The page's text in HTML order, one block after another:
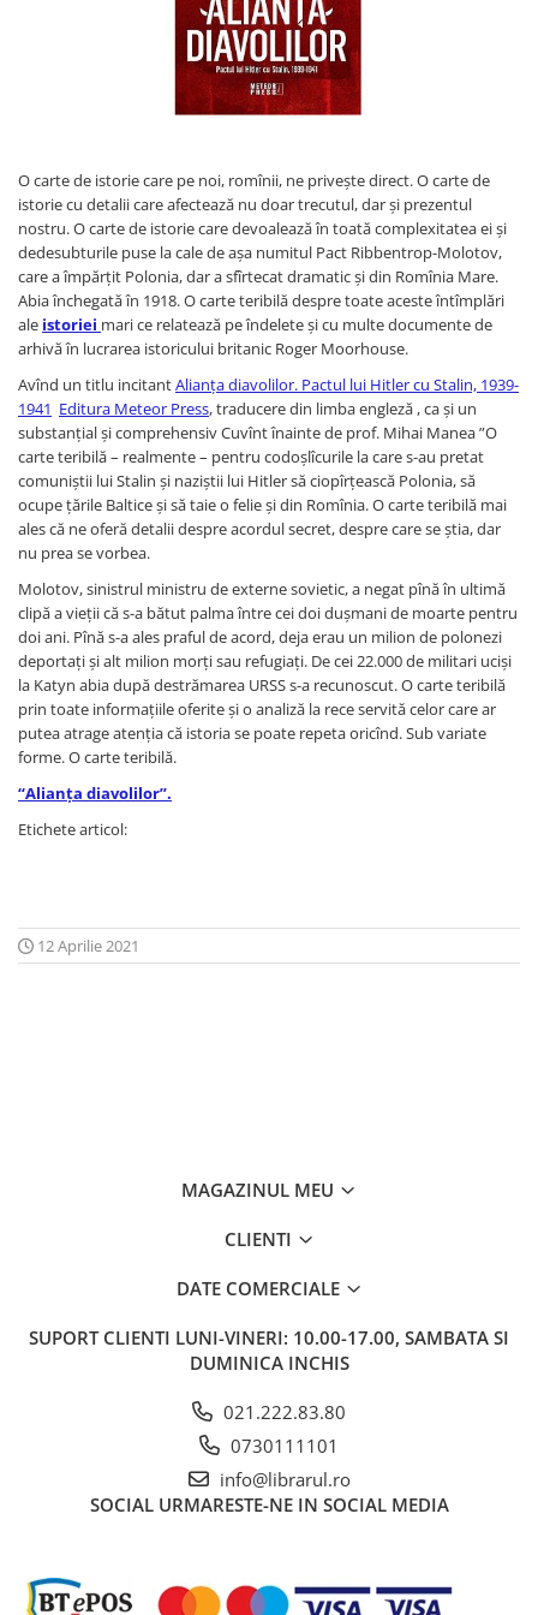
Vanzari si marketing
Carte scolara
Dictionare de limba romana
Ghiduri de conversatie
Invatamant gimnazial
Invatamant primar
Invatarea limbilor straine
Liceu
Povesti si povestiri
Carti in limba engleza
Carti pentru copii
Activitati si jocuri pentru copii
Atlase, dictionare si enciclopedii
Benzi desenate
Carte prescolara
Carti de colorat
Carti pentru copii
Grafice
Literatura si fictiune
Povesti pentru copii
Povesti si povestiri
Dictionare si enciclopedii
Dictionare de limba romana
Dictionare tematice
Legislatie
Crime, Thriller, Mistery
Literatura de divertisment
O carte de istorie care pe noi, romînii, ne privește direct. O carte de
istorie cu detalii care afectează nu doar trecutul, dar și prezentul
nostru. O carte de istorie care devoalează în toată complexitatea ei și
dedesubturile puse la cale de așa numitul Pact Ribbentrop-Molotov,
care a împărțit Polonia, dar a sfîrtecat dramatic și din Romînia Mare.
Abia închegată în 1918. O carte teribilă despre toate aceste întîmplări
ale istoriei mari ce relatează pe îndelete și cu multe documente de
arhivă în lucrarea istoricului britanic Roger Moorhouse.
Avînd un titlu incitantAlianța diavolilor. Pactul lui Hitler cu Stalin, 1939-
1941 Editura Meteor Press, traducere din limba engleză , ca și un
substanțial și comprehensiv Cuvînt înainte de prof. Mihai Manea ”O
carte teribilă – realmente – pentru codoșlîcurile la care s-au pretat
comuniștii lui Stalin și naziștii lui Hitler să ciopîrțească Polonia, să
ocupe țările Baltice și să taie o felie și din Romînia. O carte teribilă mai
ales că ne oferă detalii despre acordul secret, despre care se știa, dar
nu prea se vorbea.
Molotov, sinistrul ministru de externe sovietic, a negat pînă în ultimă
clipă a vieții că s-a bătut palma între cei doi dușmani de moarte pentru
doi ani. Pînă s-a ales praful de acord, deja erau un milion de polonezi
deportați și alt milion morți sau refugiați. De cei 22.000 de militari uciși
la Katyn abia după destrămarea URSS s-a recunoscut. O carte teribilă
prin toate informațiile oferite și o analiză la rece servită celor care ar
putea atrage atenția că istoria se poate repeta oricînd. Sub variate
forme. O carte teribilă.
“Alianța diavolilor”.
Etichete articol:
12 Aprilie 2021
MAGAZINUL MEU
CLIENTI
DATE COMERCIALE
SUPORT CLIENTI LUNI-VINERI: 10.00-17.00, SAMBATA SI
DUMINICA INCHIS
021.222.83.80
0730111101
info@librarul.ro
SOCIAL URMARESTE-NE IN SOCIAL MEDIA